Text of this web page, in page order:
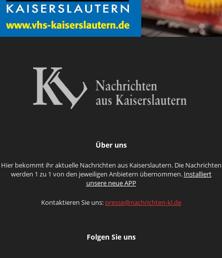
Über uns
Hier bekommt ihr aktuelle Nachrichten aus Kaiserslautern. Die Nachrichten
werden 1 zu 1 von den jeweiligen Anbietern übernommen. Installiert
unsere neue APP
Kontaktieren Sie uns: presse@nachrichten-kl.de
Folgen Sie uns